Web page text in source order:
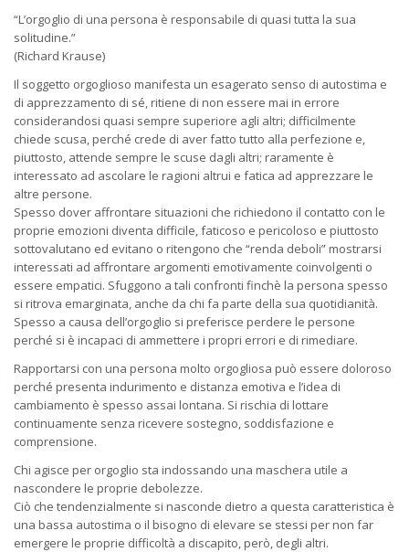
“L’orgoglio di una persona è responsabile di quasi tutta la sua
solitudine.”
(Richard Krause)
Il soggetto orgoglioso manifesta un esagerato senso di autostima e
di apprezzamento di sé, ritiene di non essere mai in errore
considerandosi quasi sempre superiore agli altri; difficilmente
chiede scusa, perché crede di aver fatto tutto alla perfezione e,
piuttosto, attende sempre le scuse dagli altri; raramente è
interessato ad ascolare le ragioni altrui e fatica ad apprezzare le
altre persone.
Spesso dover affrontare situazioni che richiedono il contatto con le
proprie emozioni diventa difficile, faticoso e pericoloso e piuttosto
sottovalutano ed evitano o ritengono che “renda deboli” mostrarsi
interessati ad affrontare argomenti emotivamente coinvolgenti o
essere empatici. Sfuggono a tali confronti finchè la persona spesso
si ritrova emarginata, anche da chi fa parte della sua quotidianità.
Spesso a causa dell’orgoglio si preferisce perdere le persone
perché si è incapaci di ammettere i propri errori e di rimediare.
Rapportarsi con una persona molto orgogliosa può essere doloroso
perché presenta indurimento e distanza emotiva e l’idea di
cambiamento è spesso assai lontana. Si rischia di lottare
continuamente senza ricevere sostegno, soddisfazione e
comprensione.
Chi agisce per orgoglio sta indossando una maschera utile a
nascondere le proprie debolezze.
Ciò che tendenzialmente si nasconde dietro a questa caratteristica è
una bassa autostima o il bisogno di elevare se stessi per non far
emergere le proprie difficoltà a discapito, però, degli altri.